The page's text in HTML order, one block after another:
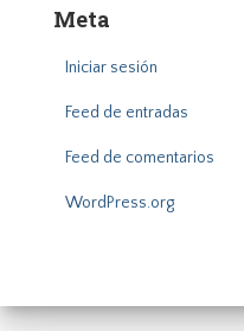
Meta
Iniciar sesión
Feed de entradas
Feed de comentarios
WordPress.org